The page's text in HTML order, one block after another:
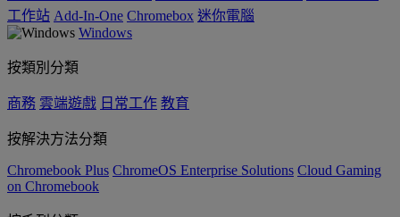
工作站 Add-In-One Chromebox 迷你電腦
Windows
按類別分類
商務 雲端遊戲 日常工作 教育
按解決方法分類
Chromebook Plus ChromeOS Enterprise Solutions Cloud Gaming
on Chromebook